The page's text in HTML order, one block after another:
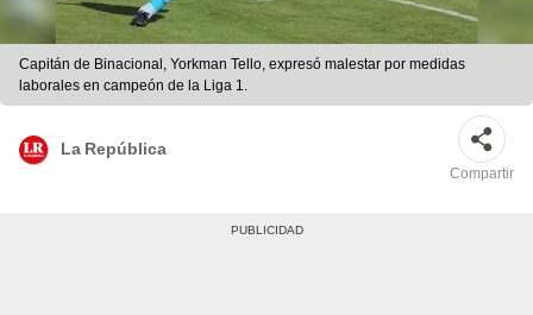
Capitán de Binacional, Yorkman Tello, expresó malestar por medidas
laborales en campeón de la Liga 1.
La República
Compartir